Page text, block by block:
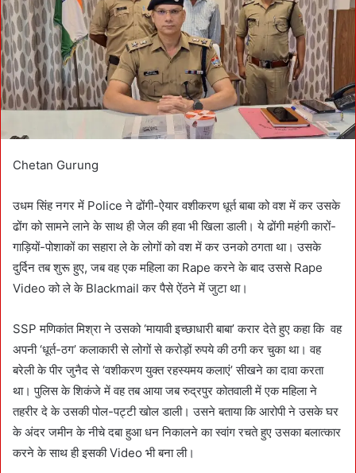
m
a
l
Chetan Gurung
उधम सिंह नगर में Police ने ढोंगी-ऐयार वशीकरण धूर्त बाबा को वश में कर उसके
ढोंग को सामने लाने के साथ ही जेल की हवा भी खिला डाली। ये ढोंगी महंगी कारों-
गाड़ियों-पोशाकों का सहारा ले के लोगों को वश में कर उनको ठगता था। उसके
दुर्दिन तब शुरू हुए, जब वह एक महिला का Rape करने के बाद उससे Rape
Video को ले के Blackmail कर पैसे ऐंठने में जुटा था।
SSP मणिकांत मिश्रा ने उसको ‘मायावी इच्छाधारी बाबा’ करार देते हुए कहा कि वह
अपनी ‘धूर्त-ठग’ कलाकारी से लोगों से करोड़ों रुपये की ठगी कर चुका था। वह
बरेली के पीर जुनैद से ‘वशीकरण युक्त रहस्यमय कलाएं’ सीखने का दावा करता
था। पुलिस के शिकंजे में वह तब आया जब रुद्रपुर कोतवाली में एक महिला ने
तहरीर दे के उसकी पोल-पट्टी खोल डाली। उसने बताया कि आरोपी ने उसके घर
के अंदर जमीन के नीचे दबा हुआ धन निकालने का स्वांग रचते हुए उसका बलात्कार
करने के साथ ही इसकी Video भी बना ली।